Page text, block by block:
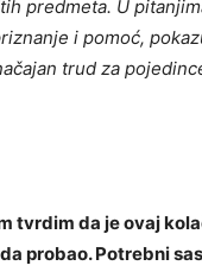
predmeta. U
i pomoć,
trud za
tvrdim da je ovaj
probao. Potrebni